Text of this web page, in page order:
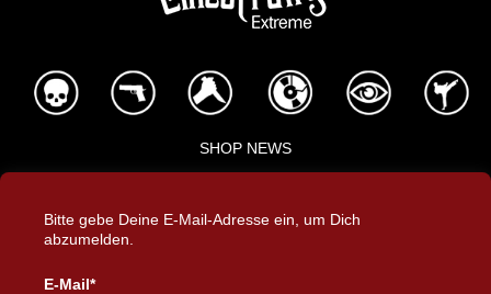
SHOP NEWS
Bitte gebe Deine E-Mail-Adresse ein, um Dich
abzumelden.
E-Mail*